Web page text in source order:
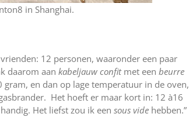
in Shanghai.
12 personen, waaronder een paar
daarom aan kabeljauw confit met een beurre
en dan op lage temperatuur in de oven,
Het hoeft er maar kort in: 12 à16
Het liefst zou ik een sous videhebben.”